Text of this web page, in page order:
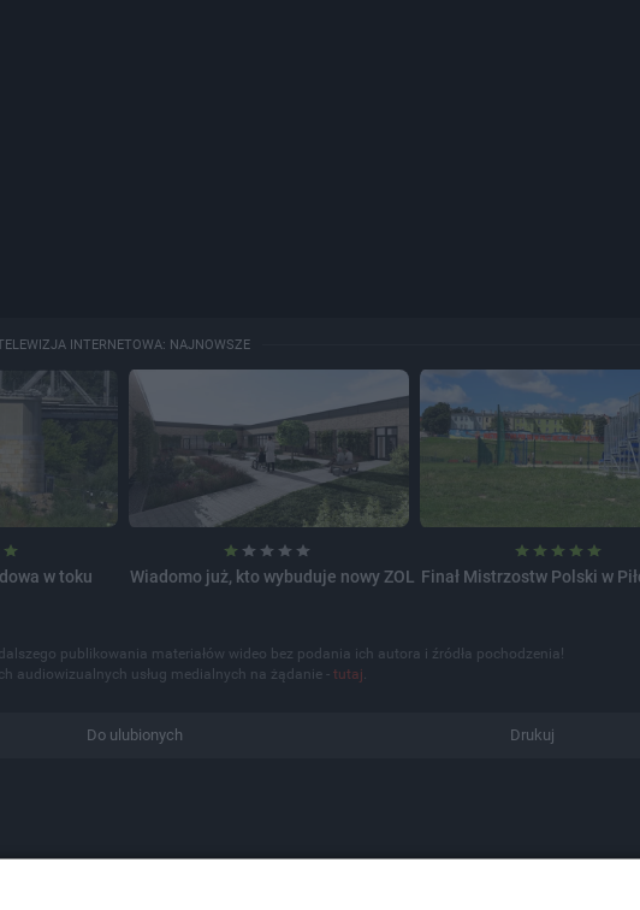
INTERNETOWA: NAJNOWSZE
w toku Wiadomo już, kto wybuduje nowy ZOL Finał Mistrzostw Polski w
publikowania materiałów wideo bez podania ich autora i źródła pochodzenia!
audiowizualnych usług medialnych na żądanie -tutaj.
Do ulubionych Drukuj